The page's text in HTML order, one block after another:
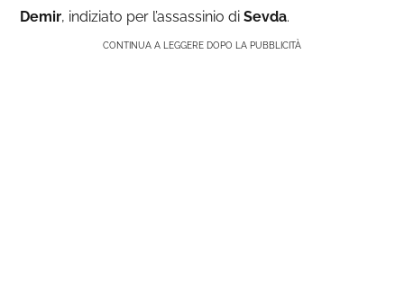
Demir, indiziato per l’assassinio diSevda.
CONTINUA A LEGGERE DOPO LA PUBBLICITÀ